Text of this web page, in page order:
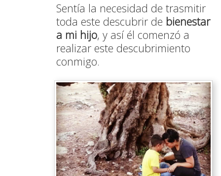
Sentía la necesidad de trasmitir
toda este descubrir de bienestar
a mi hijo, y así él comenzó a
realizar este descubrimiento
conmigo.